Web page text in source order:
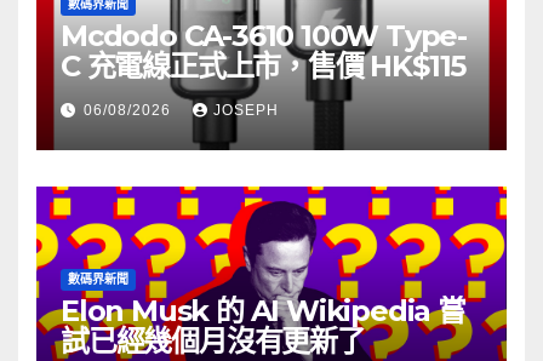
數碼界新聞
Mcdodo CA-3610 100W Type-
C 充電線正式上市，售價 HK$115
06/08/2026 JOSEPH
數碼界新聞
Elon Musk 的 AI Wikipedia 嘗
試已經幾個月沒有更新了